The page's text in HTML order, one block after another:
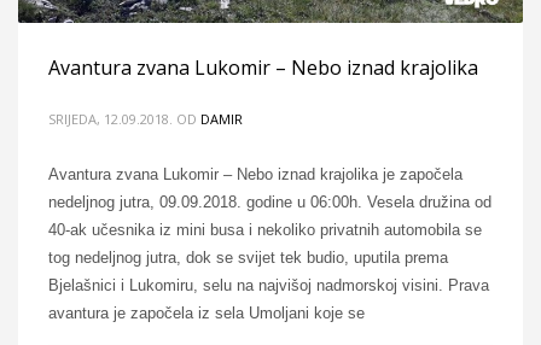
Avantura zvana Lukomir – Nebo iznad krajolika
SRIJEDA, 12.09.2018. OD DAMIR
Avantura zvana Lukomir – Nebo iznad krajolika je započela
nedeljnog jutra, 09.09.2018. godine u 06:00h. Vesela družina od
40-ak učesnika iz mini busa i nekoliko privatnih automobila se
tog nedeljnog jutra, dok se svijet tek budio, uputila prema
Bjelašnici i Lukomiru, selu na najvišoj nadmorskoj visini. Prava
avantura je započela iz sela Umoljani koje se